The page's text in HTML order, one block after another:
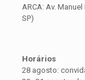
ARCA: Av.
SP)
Horários
28 agosto: